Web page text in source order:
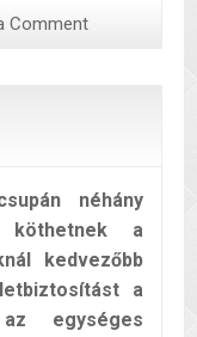
Comment
néhány
köthetnek a
kedvezőbb
a
egységes